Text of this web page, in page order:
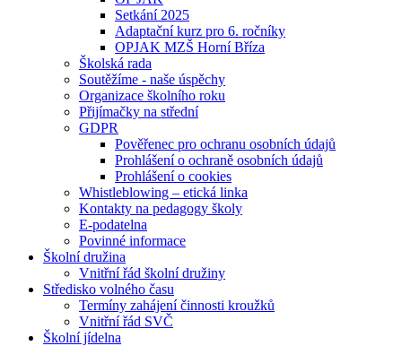
Setkání 2025
Adaptační kurz pro 6. ročníky
OPJAK MZŠ Horní Bříza
Školská rada
Soutěžíme - naše úspěchy
Organizace školního roku
Přijímačky na střední
GDPR
Pověřenec pro ochranu osobních údajů
Prohlášení o ochraně osobních údajů
Prohlášení o cookies
Whistleblowing – etická linka
Kontakty na pedagogy školy
E-podatelna
Povinné informace
Školní družina
Vnitřní řád školní družiny
Středisko volného času
Termíny zahájení činnosti kroužků
Vnitřní řád SVČ
Školní jídelna